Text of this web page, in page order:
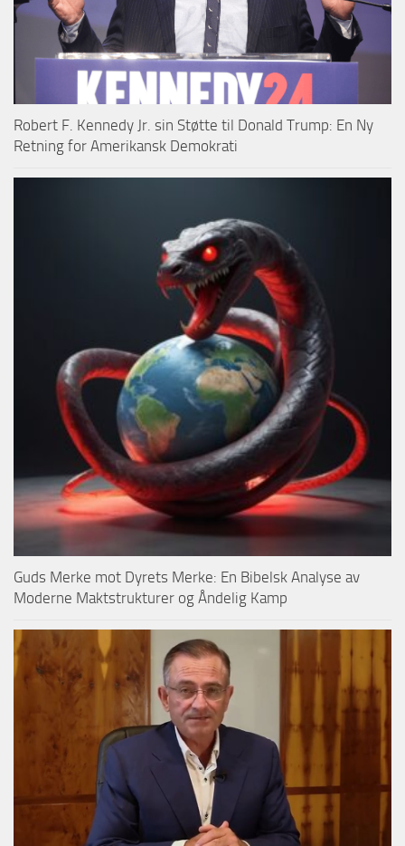
Robert F. Kennedy Jr. sin Støtte til Donald Trump: En Ny
Retning for Amerikansk Demokrati
Guds Merke mot Dyrets Merke: En Bibelsk Analyse av
Moderne Maktstrukturer og Åndelig Kamp